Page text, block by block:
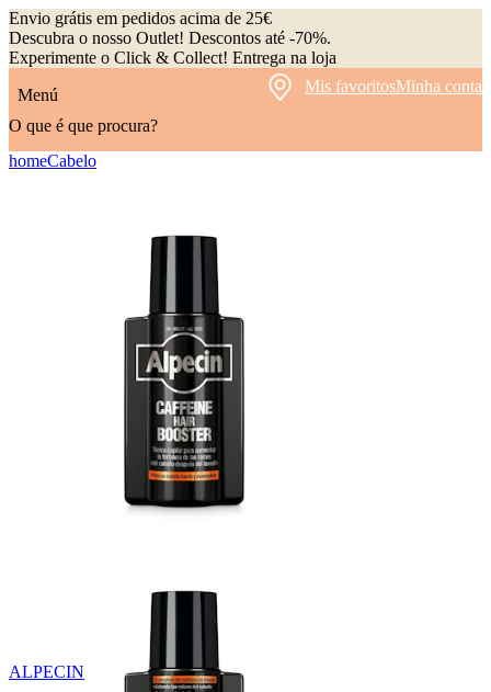
Envio grátis em pedidos acima de 25€
Descubra o nosso Outlet! Descontos até -70%.
Experimente o Click & Collect! Entrega na loja
Menú
Mis favoritosMinha conta
O que é que procura?
homeCabelo
ALPECIN